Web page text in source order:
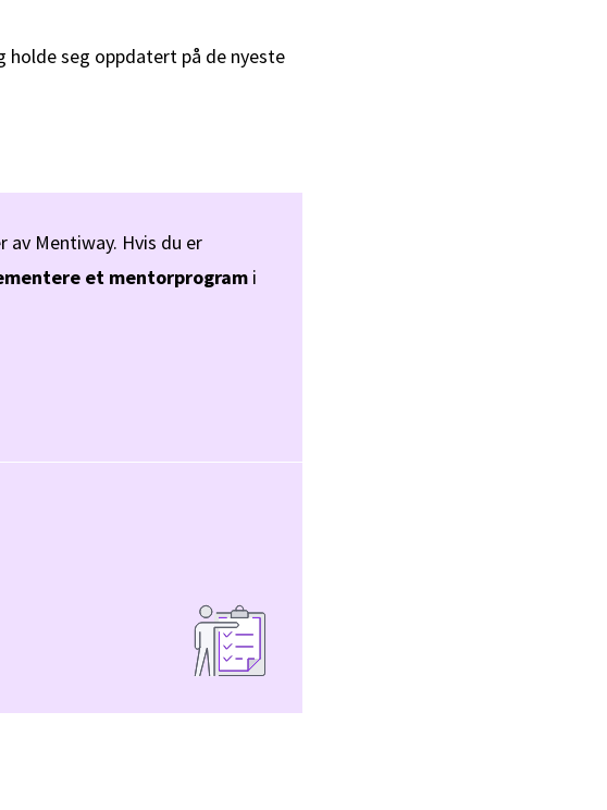
seg oppdatert på de nyeste
av Mentiway. Hvis du er
et mentorprogram i